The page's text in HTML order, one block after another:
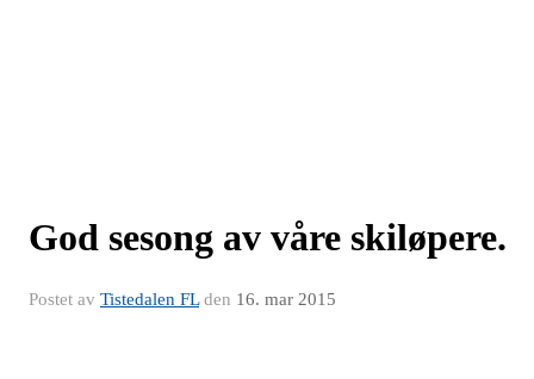
God sesong av våre skiløpere.
Postet av Tistedalen FLden 16. mar 2015